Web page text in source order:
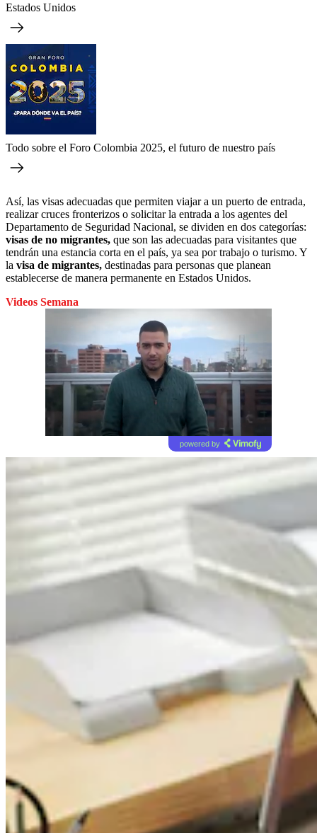
Estados Unidos
Todo sobre el Foro Colombia 2025, el futuro de nuestro país
Así, las visas adecuadas que permiten viajar a un puerto de entrada,
realizar cruces fronterizos o solicitar la entrada a los agentes del
Departamento de Seguridad Nacional, se dividen en dos categorías:
visas de no migrantes, que son las adecuadas para visitantes que
tendrán una estancia corta en el país, ya sea por trabajo o turismo. Y
la visa de migrantes, destinadas para personas que planean
establecerse de manera permanente en Estados Unidos.
Videos Semana
powered by